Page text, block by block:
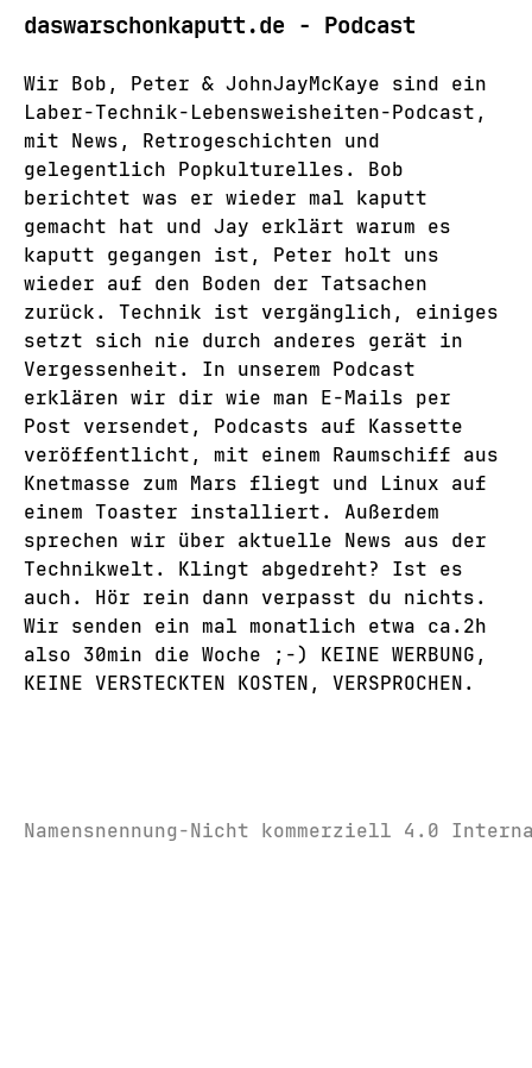
daswarschonkaputt.de - Podcast
Wir Bob, Peter & JohnJayMcKaye sind ein
Laber-Technik-Lebensweisheiten-Podcast,
mit News, Retrogeschichten und
gelegentlich Popkulturelles. Bob
berichtet was er wieder mal kaputt
gemacht hat und Jay erklärt warum es
kaputt gegangen ist, Peter holt uns
wieder auf den Boden der Tatsachen
zurück. Technik ist vergänglich, einiges
setzt sich nie durch anderes gerät in
Vergessenheit. In unserem Podcast
erklären wir dir wie man E-Mails per
Post versendet, Podcasts auf Kassette
veröffentlicht, mit einem Raumschiff aus
Knetmasse zum Mars fliegt und Linux auf
einem Toaster installiert. Außerdem
sprechen wir über aktuelle News aus der
Technikwelt. Klingt abgedreht? Ist es
auch. Hör rein dann verpasst du nichts.
Wir senden ein mal monatlich etwa ca.2h
also 30min die Woche ;-) KEINE WERBUNG,
KEINE VERSTECKTEN KOSTEN, VERSPROCHEN.
Namensnennung-Nicht kommerziell 4.0